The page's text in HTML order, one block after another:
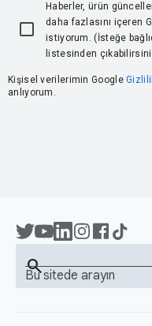
Haberler, ürün
daha fazlasını içeren
istiyorum. (İsteğe
listesinden
Kişisel verilerimin Google
anlıyorum.
Bu sitede arayın
search